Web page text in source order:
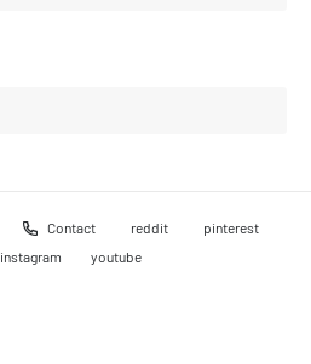
Contact reddit
pinterest
instagram youtube